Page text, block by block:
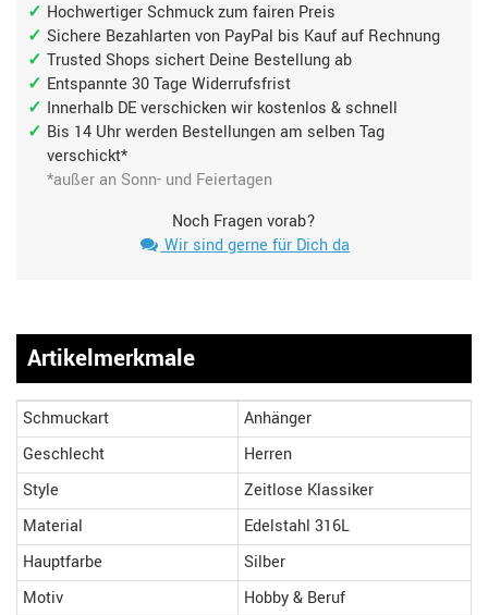
Hochwertiger Schmuck zum fairen Preis
Sichere Bezahlarten von PayPal bis Kauf auf Rechnung
Trusted Shops sichert Deine Bestellung ab
Entspannte 30 Tage Widerrufsfrist
Innerhalb DE verschicken wir kostenlos & schnell
Bis 14 Uhr werden Bestellungen am selben Tag
verschickt*
*außer an Sonn- und Feiertagen
Noch Fragen vorab?
Wir sind gerne für Dich da
Artikelmerkmale
Schmuckart
Anhänger
Geschlecht
Herren
Style
Zeitlose Klassiker
Material
Edelstahl 316L
Hauptfarbe
Silber
Motiv
Hobby & Beruf